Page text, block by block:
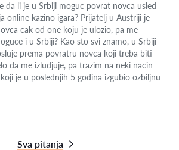
da li je u Srbiji moguc povrat novca usled
online kazino igara? Prijatelj u Austriji je
cak od one koju je ulozio, pa me
i u Srbiji? Kao sto svi znamo, u Srbiji
prema povratru novca koji treba biti
da me izludjuje, pa trazim na neki nacin
je u poslednjih 5 godina izgubio ozbiljnu
Sva pitanja